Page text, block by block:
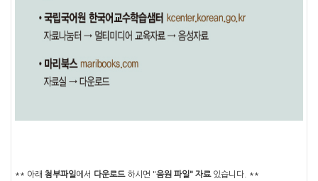
** 아래 첨부파일에서 다운로드하시면 "음원 파일" 자료 있습니다. **